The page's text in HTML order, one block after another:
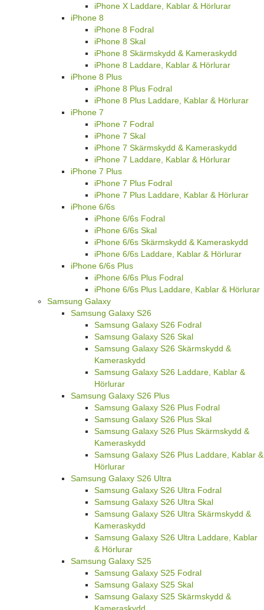
iPhone X Laddare, Kablar & Hörlurar
iPhone 8
iPhone 8 Fodral
iPhone 8 Skal
iPhone 8 Skärmskydd & Kameraskydd
iPhone 8 Laddare, Kablar & Hörlurar
iPhone 8 Plus
iPhone 8 Plus Fodral
iPhone 8 Plus Laddare, Kablar & Hörlurar
iPhone 7
iPhone 7 Fodral
iPhone 7 Skal
iPhone 7 Skärmskydd & Kameraskydd
iPhone 7 Laddare, Kablar & Hörlurar
iPhone 7 Plus
iPhone 7 Plus Fodral
iPhone 7 Plus Laddare, Kablar & Hörlurar
iPhone 6/6s
iPhone 6/6s Fodral
iPhone 6/6s Skal
iPhone 6/6s Skärmskydd & Kameraskydd
iPhone 6/6s Laddare, Kablar & Hörlurar
iPhone 6/6s Plus
iPhone 6/6s Plus Fodral
iPhone 6/6s Plus Laddare, Kablar & Hörlurar
Samsung Galaxy
Samsung Galaxy S26
Samsung Galaxy S26 Fodral
Samsung Galaxy S26 Skal
Samsung Galaxy S26 Skärmskydd &
Kameraskydd
Samsung Galaxy S26 Laddare, Kablar &
Hörlurar
Samsung Galaxy S26 Plus
Samsung Galaxy S26 Plus Fodral
Samsung Galaxy S26 Plus Skal
Samsung Galaxy S26 Plus Skärmskydd &
Kameraskydd
Samsung Galaxy S26 Plus Laddare, Kablar &
Hörlurar
Samsung Galaxy S26 Ultra
Samsung Galaxy S26 Ultra Fodral
Samsung Galaxy S26 Ultra Skal
Samsung Galaxy S26 Ultra Skärmskydd &
Kameraskydd
Samsung Galaxy S26 Ultra Laddare, Kablar
& Hörlurar
Samsung Galaxy S25
Samsung Galaxy S25 Fodral
Samsung Galaxy S25 Skal
Samsung Galaxy S25 Skärmskydd &